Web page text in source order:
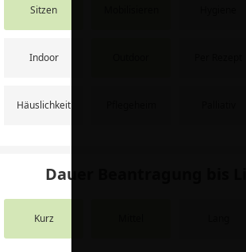
Sitzen
Indoor
Häuslichkeit
Dauer Beantragung bis
Kurz